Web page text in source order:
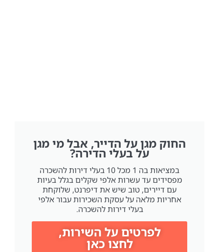
החוק מגן על הדייר, אבל מי מגן
על בעלי הדירה?
במציאות בה 1 מכל 10 בעלי דירות להשכרה
מפסידים עד עשרות אלפי שקלים בגלל בעיות
עם דיירים, טוב שיש את דיפרנט, שלוקחת
אחריות מלאה על עסקת השכירות עבור אלפי
בעלי דירות להשכרה.
לפרטים על השירות,
לחצו כאן